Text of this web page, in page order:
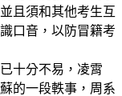
且須和其他考生互
口音，以防冒籍考
十分不易，凌霄
的一段軼事，周系